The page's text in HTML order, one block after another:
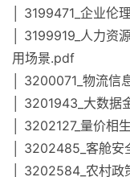
│ 3199471_企业伦
│ 3199919_人力
用场景.pdf
│ 3200071_物流信
│ 3201943_大数据
│ 3202127_量价相
│ 3202485_客舱
│ 3202584_农村